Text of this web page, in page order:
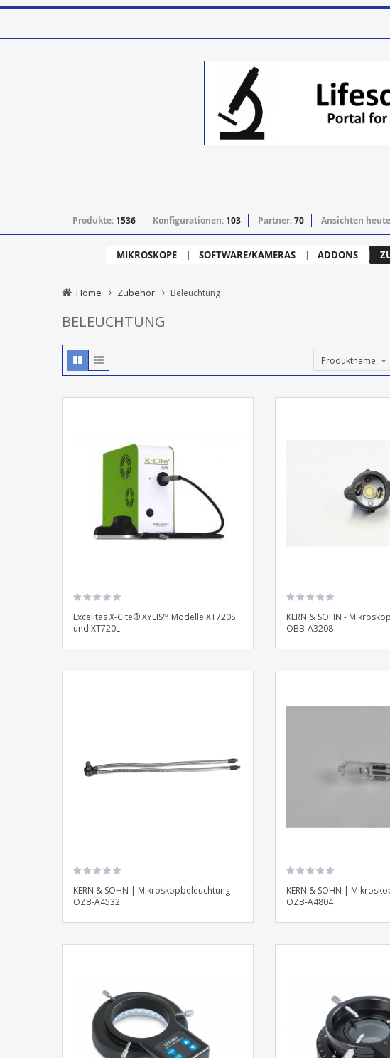
Produkte: 1536 Konfigurationen: 103 Partner:70 Ansichten
MIKROSKOPE SOFTWARE/KAMERAS ADDONS
Home Zubehör Beleuchtung
BELEUCHTUNG
Excelitas X-Cite® XYLIS™ Modelle XT720S
und XT720L
KERN & SOHN -
OBB-A3208
KERN & SOHN | Mikroskopbeleuchtung
OZB-A4532
KERN & SOHN |
OZB-A4804